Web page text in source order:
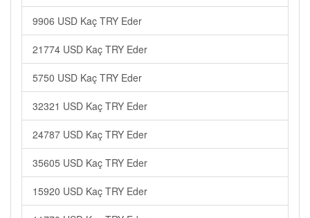
9906 USD Kaç TRY Eder
21774 USD Kaç TRY Eder
5750 USD Kaç TRY Eder
32321 USD Kaç TRY Eder
24787 USD Kaç TRY Eder
35605 USD Kaç TRY Eder
15920 USD Kaç TRY Eder